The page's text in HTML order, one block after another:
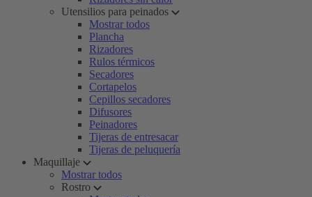
Utensilios para peinados
Mostrar todos
Plancha
Rizadores
Rulos térmicos
Secadores
Cortapelos
Cepillos secadores
Difusores
Peinadores
Tijeras de entresacar
Tijeras de peluquería
Maquillaje
Mostrar todos
Rostro